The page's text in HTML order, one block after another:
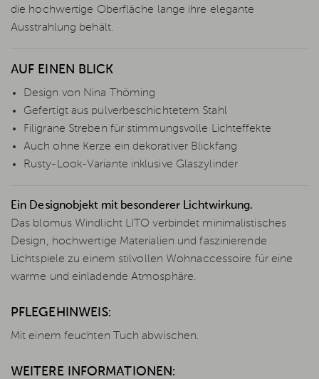
die hochwertige Oberfläche lange ihre elegante
Ausstrahlung behält.
AUF EINEN BLICK
Design von Nina Thöming
Gefertigt aus pulverbeschichtetem Stahl
Filigrane Streben für stimmungsvolle Lichteffekte
Auch ohne Kerze ein dekorativer Blickfang
Rusty-Look-Variante inklusive Glaszylinder
Ein Designobjekt mit besonderer Lichtwirkung.
Das blomus Windlicht LITO verbindet minimalistisches
Design, hochwertige Materialien und faszinierende
Lichtspiele zu einem stilvollen Wohnaccessoire für eine
warme und einladende Atmosphäre.
PFLEGEHINWEIS:
Mit einem feuchten Tuch abwischen.
WEITERE INFORMATIONEN: